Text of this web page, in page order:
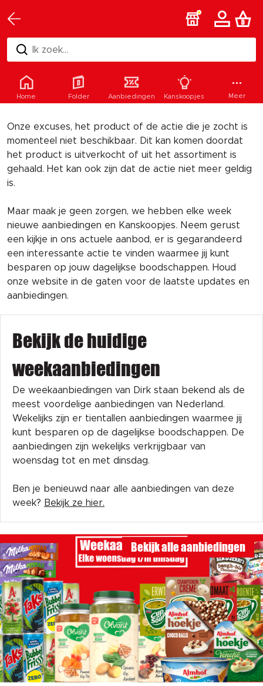
Ik zoek...
Helaas
Onze excuses, het product of de actie die je zocht is
momenteel niet beschikbaar. Dit kan komen doordat
het product is uitverkocht of uit het assortiment is
gehaald. Het kan ook zijn dat de actie niet meer geldig
is.
Maar maak je geen zorgen, we hebben elke week
nieuwe aanbiedingen en Kanskoopjes. Neem gerust
een kijkje in ons actuele aanbod, er is gegarandeerd
een interessante actie te vinden waarmee jij kunt
besparen op jouw dagelijkse boodschappen. Houd
onze website in de gaten voor de laatste updates en
aanbiedingen.
Bekijk de huidige
weekaanbiedingen
De weekaanbiedingen van Dirk staan bekend als de
meest voordelige aanbiedingen van Nederland.
Wekelijks zijn er tientallen aanbiedingen waarmee jij
kunt besparen op de dagelijkse boodschappen. De
aanbiedingen zijn wekelijks verkrijgbaar van
woensdag tot en met dinsdag.
Ben je benieuwd naar alle aanbiedingen van deze
week? Bekijk ze hier.
Bekijk alle aanbiedingen
Home Folder Aanbiedingen Kanskoopjes Meer